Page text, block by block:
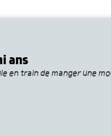
ans
en train de manger une